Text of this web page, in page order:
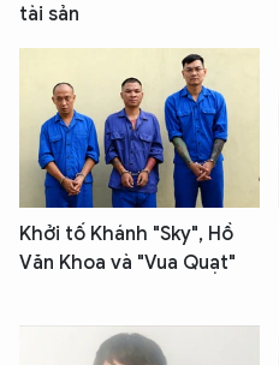
tài sản
Khởi tố Khánh "Sky", Hồ
Văn Khoa và "Vua Quạt"